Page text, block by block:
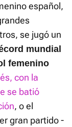
español,
se jugó un
mundial
femenino
con la
se batió
, o el
gran partido -